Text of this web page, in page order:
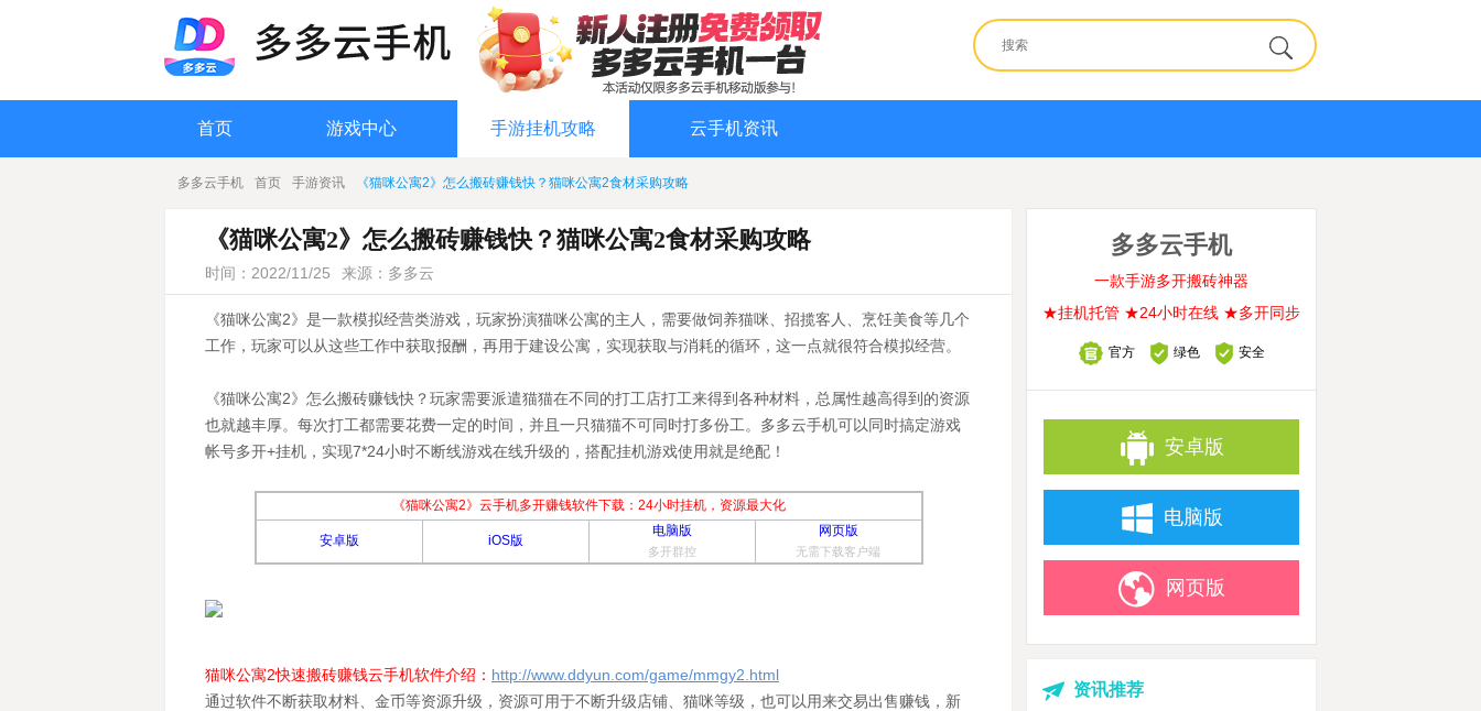
首页 游戏中心 手游挂机攻略 云手机资讯
多多云手机 首页 手游资讯 《猫咪公寓2》怎么搬砖赚钱快？猫咪公寓2食材采购攻略
《猫咪公寓2》怎么搬砖赚钱快？猫咪公寓2食材采购攻略
时间：2022/11/25 来源：多多云
《猫咪公寓2》是一款模拟经营类游戏，玩家扮演猫咪公寓的主人，需要做饲养猫咪、招揽客人、烹饪美食等几个
工作，玩家可以从这些工作中获取报酬，再用于建设公寓，实现获取与消耗的循环，这一点就很符合模拟经营。
《猫咪公寓2》怎么搬砖赚钱快？玩家需要派遣猫猫在不同的打工店打工来得到各种材料，总属性越高得到的资源
也就越丰厚。每次打工都需要花费一定的时间，并且一只猫猫不可同时打多份工。多多云手机可以同时搞定游戏
帐号多开+挂机，实现7*24小时不断线游戏在线升级的，搭配挂机游戏使用就是绝配！
《猫咪公寓2》云手机多开赚钱软件下载：24小时挂机，资源最大化
安卓版 iOS版
电脑版
多开群控
网页版
无需下载客户端
猫咪公寓2快速搬砖赚钱云手机软件介绍： http://www.ddyun.com/game/mmgy2.html
通过软件不断获取材料、金币等资源升级，资源可用于不断升级店铺、猫咪等级，也可以用来交易出售赚钱，新
多多云手机
一款手游多开搬砖神器
★挂机托管 ★24小时在线 ★多开同步
官方 绿色 安全
安卓版
电脑版
网页版
资讯推荐